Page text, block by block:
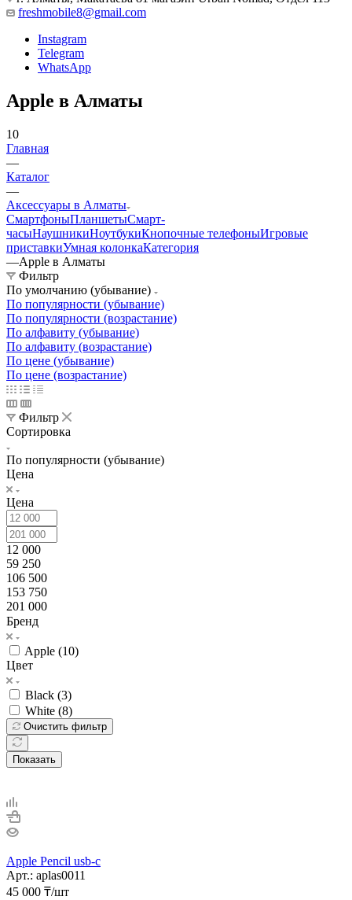
freshmobile8@gmail.com
Instagram
Telegram
WhatsApp
Apple в Алматы
10
Главная
—
Каталог
—
Аксессуары в Алматы
СмартфоныПланшетыСмарт-
часыНаушникиНоутбукиКнопочные телефоныИгровые
приставкиУмная колонкаКатегория
—Apple в Алматы
Фильтр
По умолчанию (убывание)
По популярности (убывание)
По популярности (возрастание)
По алфавиту (убывание)
По алфавиту (возрастание)
По цене (убывание)
По цене (возрастание)
Фильтр
Сортировка
По популярности (убывание)
Цена
Цена
12 000
59 250
106 500
153 750
201 000
Бренд
Apple (10)
Цвет
Black (3)
White (8)
Очистить фильтр
Показать
Apple Pencil usb-c
Арт.: aplas0011
45 000 ₸/шт